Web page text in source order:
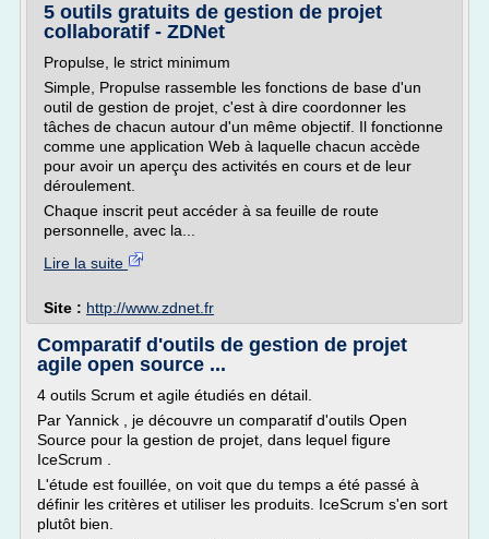
5 outils gratuits de gestion de projet
collaboratif - ZDNet
Propulse, le strict minimum
Simple, Propulse rassemble les fonctions de base d'un
outil de gestion de projet, c'est à dire coordonner les
tâches de chacun autour d'un même objectif. Il fonctionne
comme une application Web à laquelle chacun accède
pour avoir un aperçu des activités en cours et de leur
déroulement.
Chaque inscrit peut accéder à sa feuille de route
personnelle, avec la...
Lire la suite
Site : http://www.zdnet.fr
Comparatif d'outils de gestion de projet
agile open source ...
4 outils Scrum et agile étudiés en détail.
Par Yannick , je découvre un comparatif d'outils Open
Source pour la gestion de projet, dans lequel figure
IceScrum .
L'étude est fouillée, on voit que du temps a été passé à
définir les critères et utiliser les produits. IceScrum s'en sort
plutôt bien.